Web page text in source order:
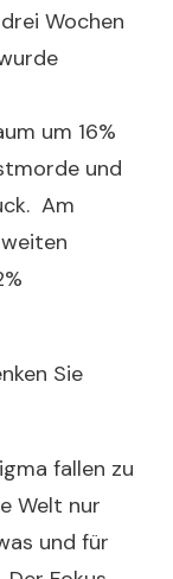
Wochen
um 16%
und
Am
Sie
fallen zu
Welt nur
und für